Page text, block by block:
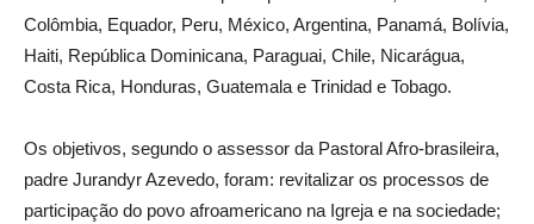
Colômbia, Equador, Peru, México, Argentina, Panamá, Bolívia,
Haiti, República Dominicana, Paraguai, Chile, Nicarágua,
Costa Rica, Honduras, Guatemala e Trinidad e Tobago.
Os objetivos, segundo o assessor da Pastoral Afro-brasileira,
padre Jurandyr Azevedo, foram: revitalizar os processos de
participação do povo afroamericano na Igreja e na sociedade;